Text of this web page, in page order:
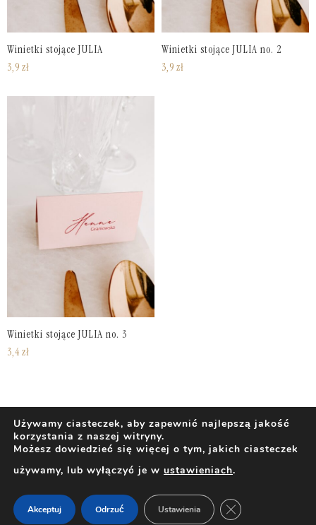
Winietki stojące JULIA
3,9 zł
Winietki stojące JULIA no. 2
3,9 zł
Winietki stojące JULIA no. 3
3,4 zł
Dom Filtry
Kategorie
Używamy ciasteczek, aby zapewnić najlepszą jakość
korzystania z naszej witryny.
Możesz dowiedzieć się więcej o tym, jakich ciasteczek
używamy, lub wyłączyć je w ustawieniach.
Akceptuj Odrzuć Ustawienia ZAMKNIJ PANEL